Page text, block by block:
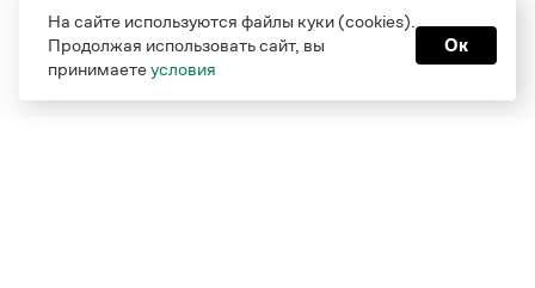
Свидетельство о регистрации СМИ: ЭЛ № ФС 77 - 84700,
выдано 10.02.2023
Дизайн — Мария Екимова /
Мотка
На сайте используются файлы куки (cookies).
Продолжая использовать сайт, вы
принимаетеусловия
Ок